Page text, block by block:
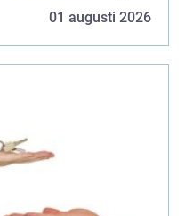
01 augusti 2026